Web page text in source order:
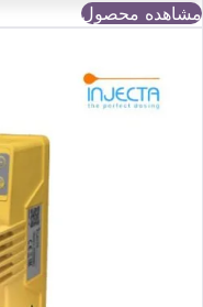
مشاهده محصول